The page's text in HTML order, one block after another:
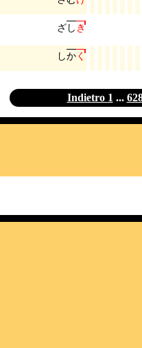
ざし き
しかく
Indietro 1 ...